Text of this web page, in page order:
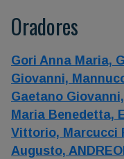
Oradores
Gori Anna Maria,
Giovanni,
Gaetano Giovanni,
Maria Benedetta,
Vittorio, Marcucci
Augusto,